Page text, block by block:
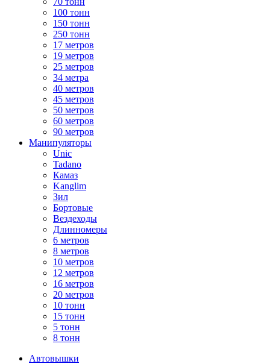
100 тонн
150 тонн
250 тонн
17 метров
19 метров
25 метров
34 метра
40 метров
45 метров
50 метров
60 метров
90 метров
Манипуляторы
Unic
Tadano
Камаз
Kanglim
Зил
Бортовые
Вездеходы
Длинномеры
6 метров
8 метров
10 метров
12 метров
16 метров
20 метров
10 тонн
15 тонн
5 тонн
8 тонн
Автовышки